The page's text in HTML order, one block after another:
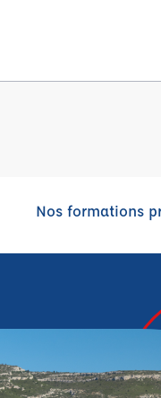
Nos formations